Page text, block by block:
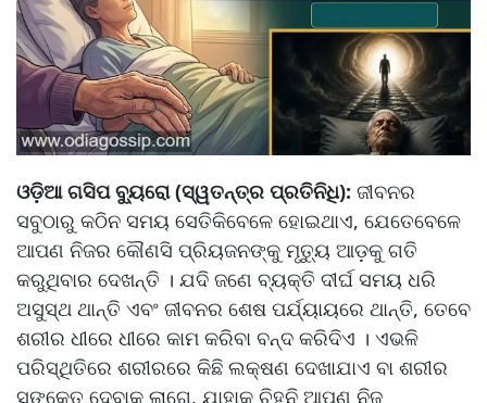
ଓଡ଼ିଆ ଗସିପ ବ୍ୟୁରୋ (ସ୍ୱତନ୍ତ୍ର ପ୍ରତିନିଧି): ଜୀବନର
ସବୁଠାରୁ କଠିନ ସମୟ ସେତିକିବେଳେ ହୋଇଥାଏ, ଯେତେବେଳେ
ଆପଣ ନିଜର କୌଣସି ପ୍ରିୟଜନଙ୍କୁ ମୃତ୍ୟୁ ଆଡ଼କୁ ଗତି
କରୁଥିବାର ଦେଖନ୍ତି । ଯଦି ଜଣେ ବ୍ୟକ୍ତି ଦୀର୍ଘ ସମୟ ଧରି
ଅସୁସ୍ଥ ଥାନ୍ତି ଏବଂ ଜୀବନର ଶେଷ ପର୍ଯ୍ୟାୟରେ ଥାନ୍ତି, ତେବେ
ଶରୀର ଧୀରେ ଧୀରେ କାମ କରିବା ବନ୍ଦ କରିଦିଏ । ଏଭଳି
ପରିସ୍ଥିତିରେ ଶରୀରରେ କିଛି ଲକ୍ଷଣ ଦେଖାଯାଏ ବା ଶରୀର
ସଙ୍କେତ ଦେବାକୁ ଲାଗେ, ଯାହାକୁ ଚିହ୍ନି ଆପଣ ନିଜ